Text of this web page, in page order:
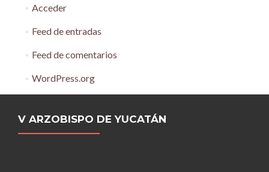
Acceder
Feed de entradas
Feed de comentarios
WordPress.org
V ARZOBISPO DE YUCATÁN